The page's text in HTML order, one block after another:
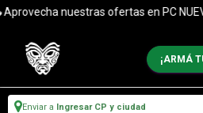
nuestras ofertas en PC NUEVAS
¡ARMÁ
Enviar a Ingresar CP y ciudad